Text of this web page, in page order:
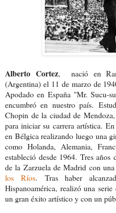
Alberto Cortez, nació en
(Argentina) el 11 de marzo de
Apodado en España "Mr. Sucu-
encumbró en nuestro país.
Chopin de la ciudad de
para iniciar su carrera artística.
en Bélgica realizando luego una
como Holanda, Alemania,
estableció desde 1964. Tres años
de la Zarzuela de Madrid con
los Ríos. Tras haber
Hispanoamérica, realizó una
un gran éxito artístico y con un